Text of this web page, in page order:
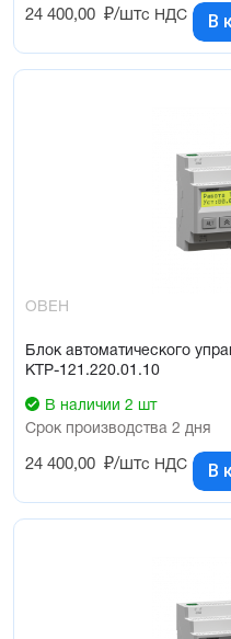
24 400,00 ₽/штс НДС В
ОВЕН
Блок автоматического
КТР-121.220.01.10
В наличии 2 шт
Срок производства 2 дня
24 400,00 ₽/штс НДС В